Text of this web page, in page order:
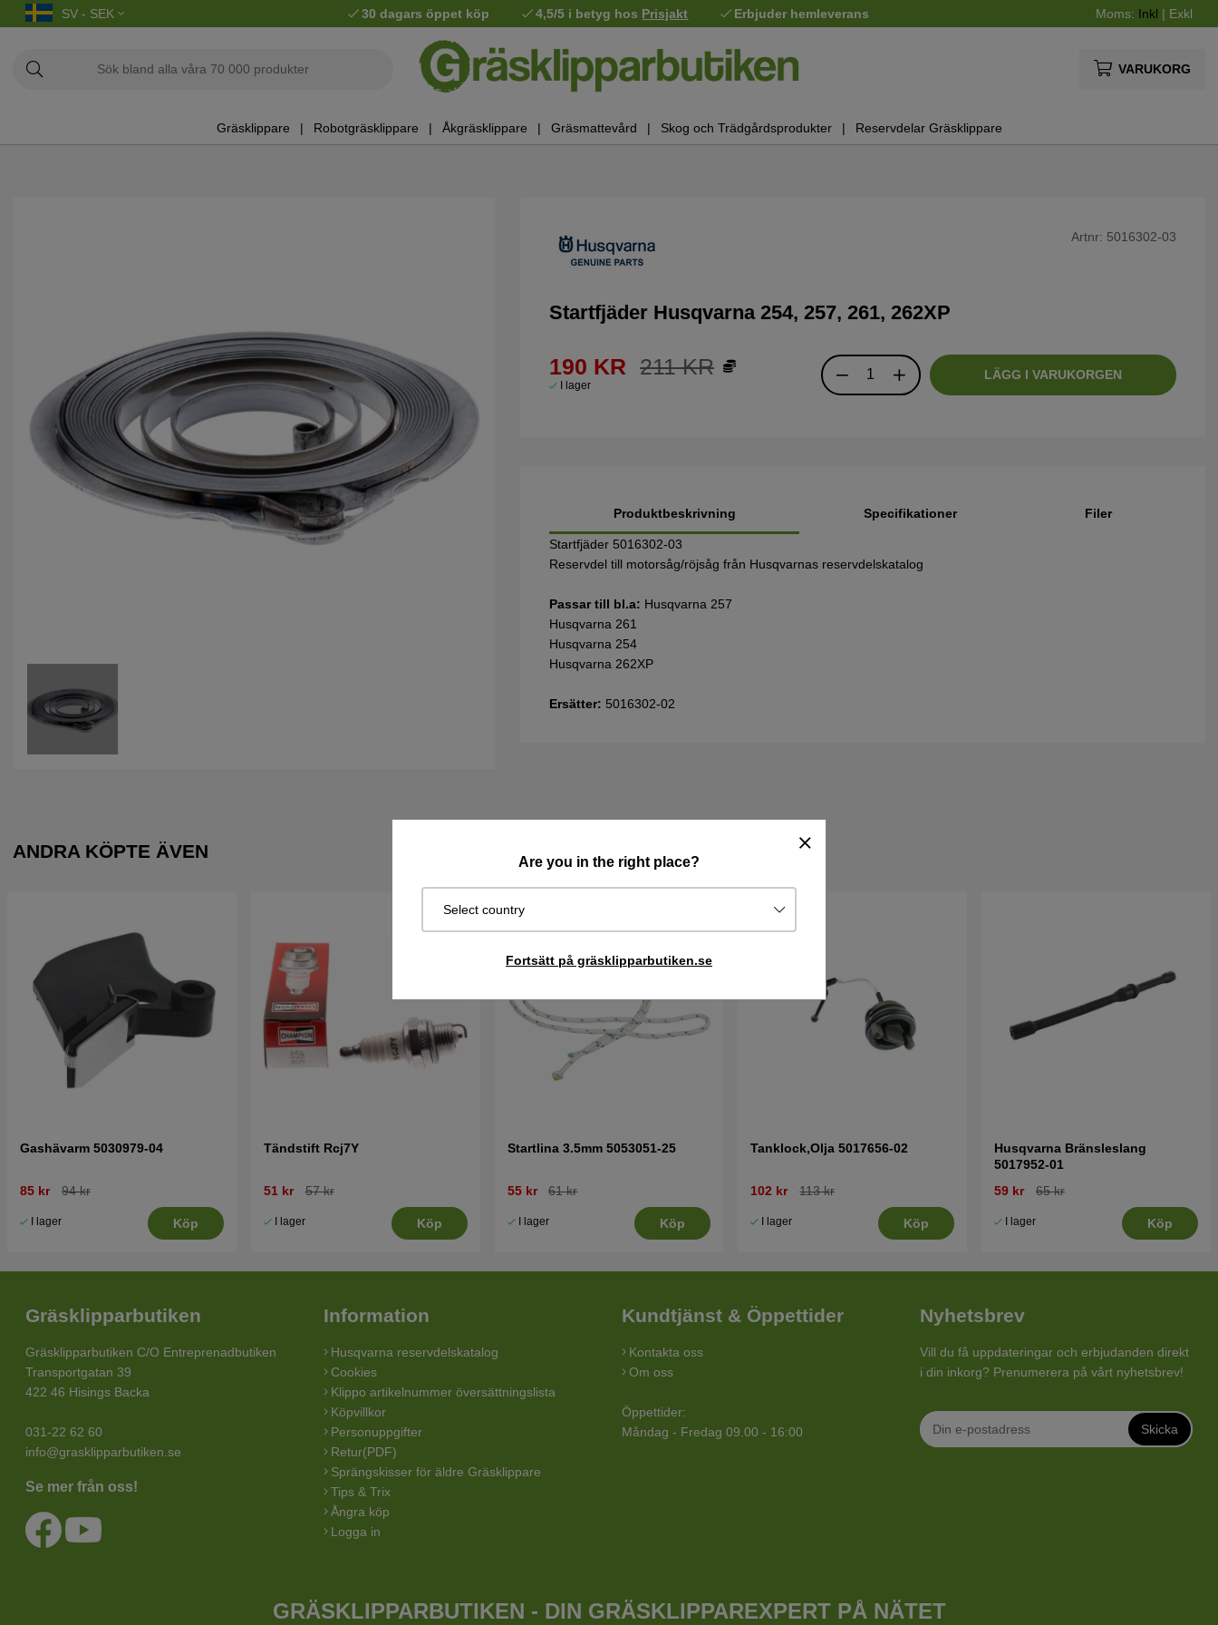
SV - SEK 30 dagars öppet köp 4,5/5 i betyg hos Prisjakt Erbjuder hemleverans Moms: Inkl | Exkl
VARUKORG
Gräsklippare Robotgräsklippare Åkgräsklippare Gräsmattevård Skog och Trädgårdsprodukter Reservdelar Gräsklippare
Are you in the right place?
Select country
Fortsätt på gräsklipparbutiken.se
Artnr: 5016302-03
Startfjäder Husqvarna 254, 257, 261, 262XP
211KR
190 KR
I lager
LÄGG I VARUKORGEN
Produktbeskrivning
Startfjäder 5016302-03
Reservdel till motorsåg/röjsåg från Husqvarnas reservdelskatalog
Passar till bl.a: Husqvarna 257
Husqvarna 261
Husqvarna 254
Husqvarna 262XP
Ersätter: 5016302-02
Specifikationer Filer
ANDRA KÖPTE ÄVEN
Gashävarm 5030979-04
85 kr 94 kr
I lager Köp
Tändstift Rcj7Y
51 kr 57 kr
I lager Köp
Startlina 3.5mm 5053051-25
55 kr 61 kr
I lager Köp
Tanklock,Olja 5017656-02
102 kr 113 kr
I lager Köp
Husqvarna Bränsleslang
5017952-01
59 kr
65 kr
I lager Köp
Gräsklipparbutiken
Gräsklipparbutiken C/O Entreprenadbutiken
Transportgatan 39
422 46 Hisings Backa
031-22 62 60
info@grasklipparbutiken.se
Se mer från oss!
Information
Husqvarna reservdelskatalog
Cookies
Klippo artikelnummer översättningslista
Köpvillkor
Personuppgifter
Retur(PDF)
Sprängskisser för äldre Gräsklippare
Tips & Trix
Ångra köp
Logga in
Kundtjänst & Öppettider
Kontakta oss
Om oss
Öppettider:
Måndag - Fredag 09.00 - 16:00
Nyhetsbrev
Vill du få uppdateringar och erbjudanden direkt
i din inkorg? Prenumerera på vårt nyhetsbrev!
Skicka
GRÄSKLIPPARBUTIKEN - DIN GRÄSKLIPPAREXPERT PÅ NÄTET